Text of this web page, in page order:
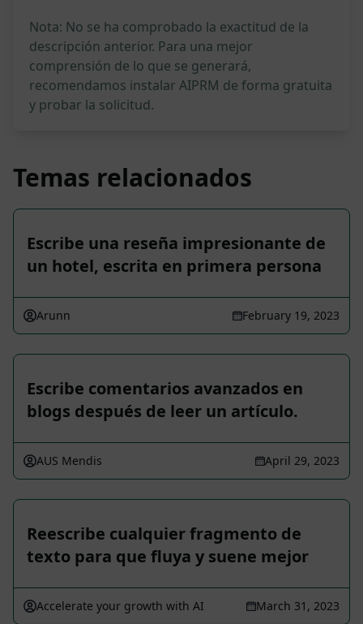
Nota: No se ha comprobado la exactitud de la
descripción anterior. Para una mejor
comprensión de lo que se generará,
recomendamos instalar AIPRM de forma gratuita
y probar la solicitud.
Temas relacionados
Escribe una reseña impresionante de
un hotel, escrita en primera persona
Arunn February 19, 2023
Escribe comentarios avanzados en
blogs después de leer un artículo.
AUS Mendis April 29, 2023
Reescribe cualquier fragmento de
texto para que fluya y suene mejor
Accelerate your growth with AI March 31, 2023